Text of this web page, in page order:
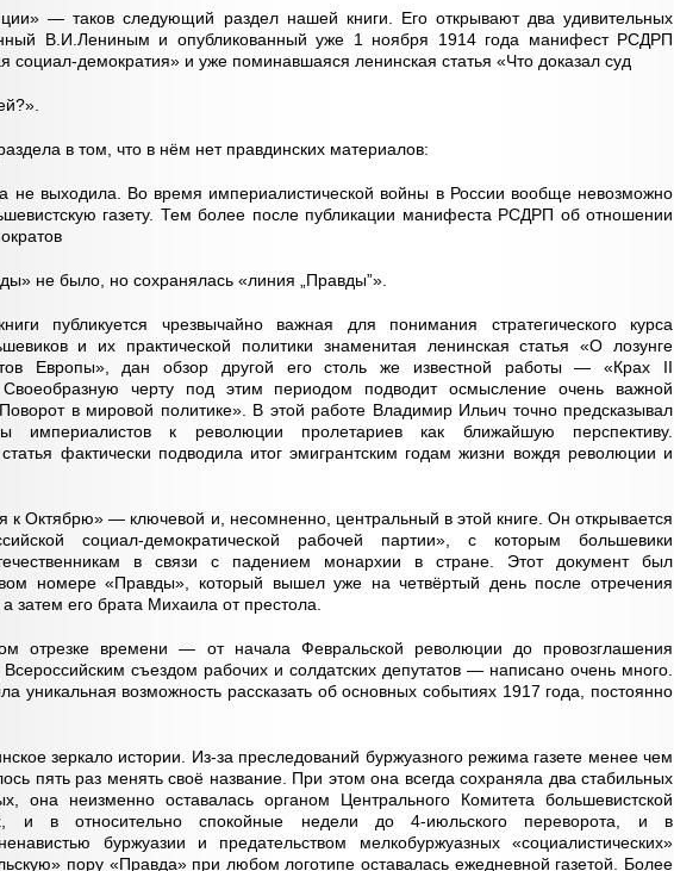
— таков следующий раздел нашей книги. Его открывают два удивительных
В.И.Лениным и опубликованный уже 1 ноября 1914 года манифест РСДРП
социал-демократия» и уже поминавшаяся ленинская статья «Что доказал суд
в том, что в нём нет правдинских материалов:
не выходила. Во время империалистической войны в России вообще невозможно
газету. Тем более после публикации манифеста РСДРП об отношении
не было, но сохранялась «линия „Правды”».
публикуется чрезвычайно важная для понимания стратегического курса
и их практической политики знаменитая ленинская статья «О лозунге
Европы», дан обзор другой его столь же известной работы — «Крах II
Своеобразную черту под этим периодом подводит осмысление очень важной
в мировой политике». В этой работе Владимир Ильич точно предсказывал
империалистов к революции пролетариев как ближайшую перспективу.
фактически подводила итог эмигрантским годам жизни вождя революции и
к Октябрю» — ключевой и, несомненно, центральный в этой книге. Он открывается
социал-демократической рабочей партии», с которым большевики
в связи с падением монархии в стране. Этот документ был
номере «Правды», который вышел уже на четвёртый день после отречения
затем его брата Михаила от престола.
отрезке времени — от начала Февральской революции до провозглашения
Всероссийским съездом рабочих и солдатских депутатов — написано очень много.
уникальная возможность рассказать об основных событиях 1917 года, постоянно
зеркало истории. Из-за преследований буржуазного режима газете менее чем
пять раз менять своё название. При этом она всегда сохраняла два стабильных
она неизменно оставалась органом Центрального Комитета большевистской
и в относительно спокойные недели до 4-июльского переворота, и в
буржуазии и предательством мелкобуржуазных «социалистических»
пору «Правда» при любом логотипе оставалась ежедневной газетой. Более